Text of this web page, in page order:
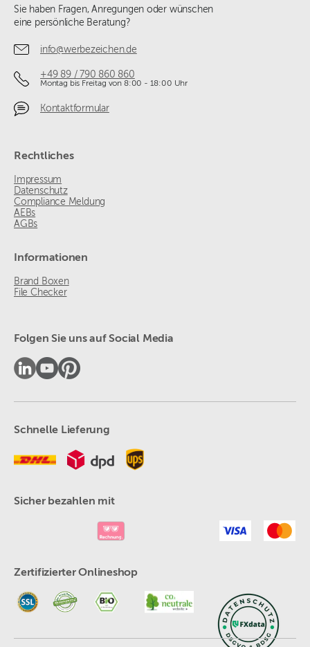
Sie haben Fragen, Anregungen oder wünschen
eine persönliche Beratung?
info@werbezeichen.de
+49 89 / 790 860 860
Montag bis Freitag von 8:00 - 18:00 Uhr
Kontaktformular
Rechtliches
Impressum
Datenschutz
Compliance Meldung
AEBs
AGBs
Informationen
Brand Boxen
File Checker
Folgen Sie uns auf Social Media
Schnelle Lieferung
Sicher bezahlen mit
Zertifizierter Onlineshop